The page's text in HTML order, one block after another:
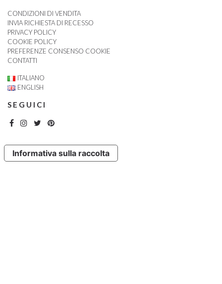
CONDIZIONI DI VENDITA
INVIA RICHIESTA DI RECESSO
PRIVACY POLICY
COOKIE POLICY
PREFERENZE CONSENSO COOKIE
CONTATTI
ITALIANO
ENGLISH
SEGUICI
Informativa sulla raccolta